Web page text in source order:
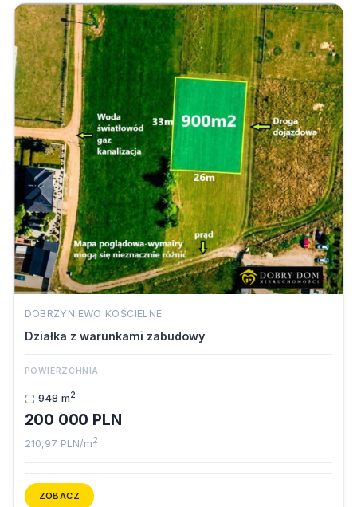
DOBRZYNIEWO KOŚCIELNE
Działka z warunkami zabudowy
POWIERZCHNIA
948 m2
200 000 PLN
210,97 PLN/m2
ZOBACZ